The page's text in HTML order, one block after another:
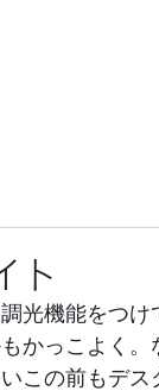
ト
光機能をつ
かっこよく
この前もデ